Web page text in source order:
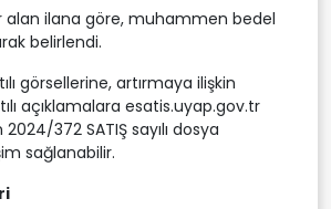
alan ilana göre, muhammen bedel
belirlendi.
görsellerine, artırmaya ilişkin
açıklamalara esatis.uyap.gov.tr
372 SATIŞ sayılı dosya
sağlanabilir.